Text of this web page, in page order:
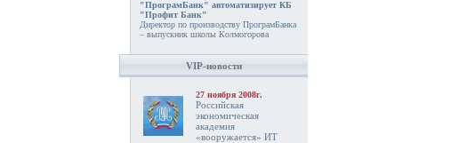
"ПрограмБанк" автоматизирует КБ
"Профит Банк"
Директор по производству ПрограмБанка
– выпускник школы Колмогорова
VIP-новости
27 ноября 2008г.
Российская
экономическая
академия
«вооружается» ИТ